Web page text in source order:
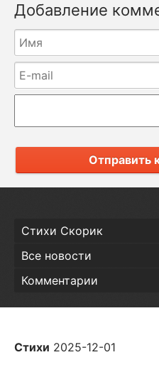
Добавление
Отправить
Стихи Скорик
Все новости
Комментарии
Стихи 2025-12-01